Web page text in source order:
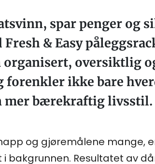
spar penger og
& Easy
organisert, oversiktlig
ikke bare
mer bærekraftig livsstil.
og gjøremålene mange,
bakgrunnen. Resultatet av